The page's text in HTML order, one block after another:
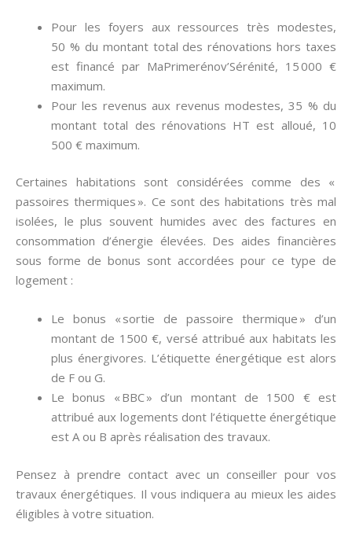
Pour les foyers aux ressources très modestes,
50 % du montant total des rénovations hors taxes
est financé par MaPrimerénov’Sérénité, 15 000 €
maximum.
Pour les revenus aux revenus modestes, 35 % du
montant total des rénovations HT est alloué, 10
500 € maximum.
Certaines habitations sont considérées comme des «
passoires thermiques ». Ce sont des habitations très mal
isolées, le plus souvent humides avec des factures en
consommation d’énergie élevées. Des aides financières
sous forme de bonus sont accordées pour ce type de
logement :
Le bonus « sortie de passoire thermique » d’un
montant de 1500 €, versé attribué aux habitats les
plus énergivores. L’étiquette énergétique est alors
de F ou G.
Le bonus « BBC » d’un montant de 1500 € est
attribué aux logements dont l’étiquette énergétique
est A ou B après réalisation des travaux.
Pensez à prendre contact avec un conseiller pour vos
travaux énergétiques. Il vous indiquera au mieux les aides
éligibles à votre situation.